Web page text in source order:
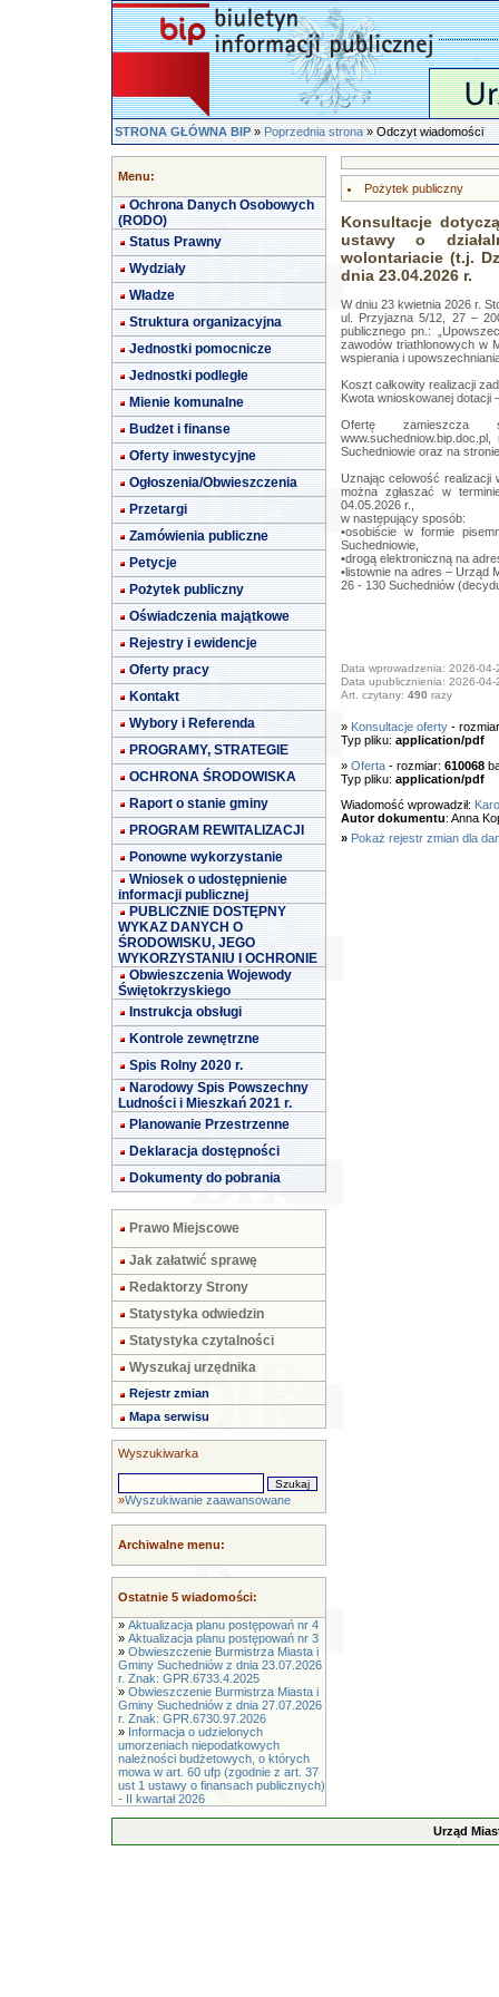
STRONA GŁÓWNA BIP»Poprzednia strona» Odczyt wiadomości
Menu:
Ochrona Danych Osobowych
(RODO)
Status Prawny
Wydziały
Władze
Struktura organizacyjna
Jednostki pomocnicze
Jednostki podległe
Mienie komunalne
Budżet i finanse
Oferty inwestycyjne
Ogłoszenia/Obwieszczenia
Przetargi
Zamówienia publiczne
Petycje
Pożytek publiczny
Oświadczenia majątkowe
Rejestry i ewidencje
Oferty pracy
Kontakt
Wybory i Referenda
PROGRAMY, STRATEGIE
OCHRONA ŚRODOWISKA
Raport o stanie gminy
PROGRAM REWITALIZACJI
Ponowne wykorzystanie
Wniosek o udostępnienie
informacji publicznej
PUBLICZNIE DOSTĘPNY
WYKAZ DANYCH O
ŚRODOWISKU, JEGO
WYKORZYSTANIU I OCHRONIE
Obwieszczenia Wojewody
Świętokrzyskiego
Instrukcja obsługi
Kontrole zewnętrzne
Spis Rolny 2020 r.
Narodowy Spis Powszechny
Ludności i Mieszkań 2021 r.
Planowanie Przestrzenne
Deklaracja dostępności
Dokumenty do pobrania
Prawo Miejscowe
Jak załatwić sprawę
Redaktorzy Strony
Statystyka odwiedzin
Statystyka czytalności
Wyszukaj urzędnika
Rejestr zmian
Mapa serwisu
Wyszukiwarka
»Wyszukiwanie zaawansowane
Archiwalne menu:
Ostatnie 5 wiadomości:
» Aktualizacja planu postępowań nr 4
» Aktualizacja planu postępowań nr 3
» Obwieszczenie Burmistrza Miasta i
Gminy Suchedniów z dnia 23.07.2026
r. Znak: GPR.6733.4.2025
» Obwieszczenie Burmistrza Miasta i
Gminy Suchedniów z dnia 27.07.2026
r. Znak: GPR.6730.97.2026
» Informacja o udzielonych
umorzeniach niepodatkowych
należności budżetowych, o których
mowa w art. 60 ufp (zgodnie z art. 37
ust 1 ustawy o finansach publicznych)
- II kwartał 2026
Pożytek publiczny
Konsultacje
ustawy o
wolontariacie (t.j.
dnia 23.04.2026 r.
W dniu 23 kwietnia 2026 r.
ul. Przyjazna 5/12, 27 –
publicznego pn.:
zawodów triathlonowych w
wspierania i
Koszt całkowity realizacji
Kwota wnioskowanej dotacji
Ofertę zamieszcza
Suchedniowie oraz na
Uznając celowość realizacji
można zgłaszać w
04.05.2026 r.,
w następujący sposób:
•osobiście w formie
Suchedniowie,
•drogą elektroniczną na
•listownie na adres – Urząd
26 - 130 Suchedniów
Data wprowadzenia: 2026-04-
Data upublicznienia: 2026-04-
Art. czytany: 490 razy
» Konsultacje oferty-
Typ pliku: application/pdf
» Oferta- rozmiar: 610068
Typ pliku: application/pdf
Wiadomość wprowadził:
Autor dokumentu: Anna
» Pokaż rejestr zmian dla
Urząd